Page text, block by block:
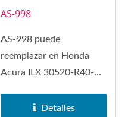
AS-998
AS-998 puede
reemplazar en Honda
Acura ILX 30520-R40-
Encendido.Detalles